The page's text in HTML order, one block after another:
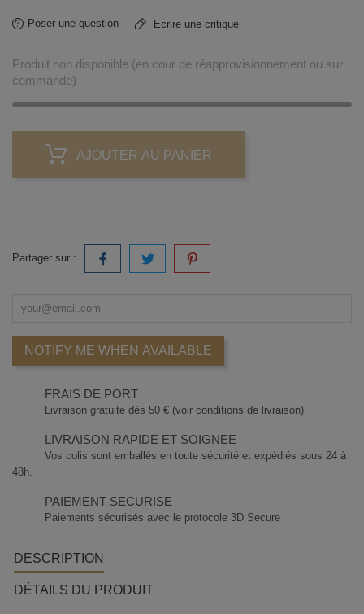
Poser une question Ecrire une critique
Produit non disponible (en cour de réapprovisionnement ou sur
commande)
AJOUTER AU PANIER
Partager sur :
NOTIFY ME WHEN AVAILABLE
FRAIS DE PORT
Livraison gratuite dès 50 € (voir conditions de livraison)
LIVRAISON RAPIDE ET SOIGNEE
Vos colis sont emballés en toute sécurité et expédiés sous 24 à
48h.
PAIEMENT SECURISE
Paiements sécurisés avec le protocole 3D Secure
DESCRIPTION
DÉTAILS DU PRODUIT